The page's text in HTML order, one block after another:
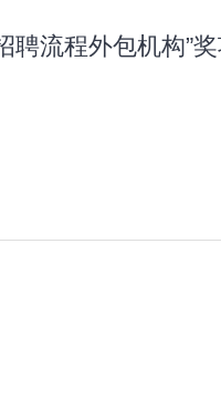
聘流程外包机构”